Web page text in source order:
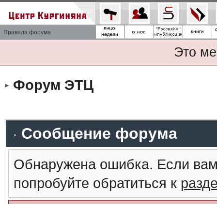
Правила форума
Это
Форум ЭТЦ
Сообщение форума
Обнаружена ошибка. Если
попробуйте обратиться к